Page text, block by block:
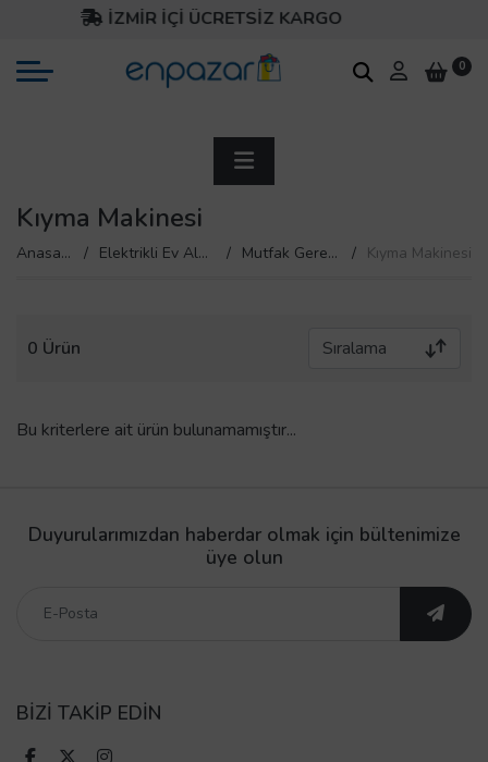
İZMİR İÇİ ÜCRETSİZ KARGO
0
Kıyma Makinesi
Anasayfa Elektrikli Ev Aletleri Mutfak Gereçleri Kıyma Makinesi
0 Ürün
Bu kriterlere ait ürün bulunamamıştır...
Duyurularımızdan haberdar olmak için bültenimize
üye olun
BİZİ TAKİP EDİN